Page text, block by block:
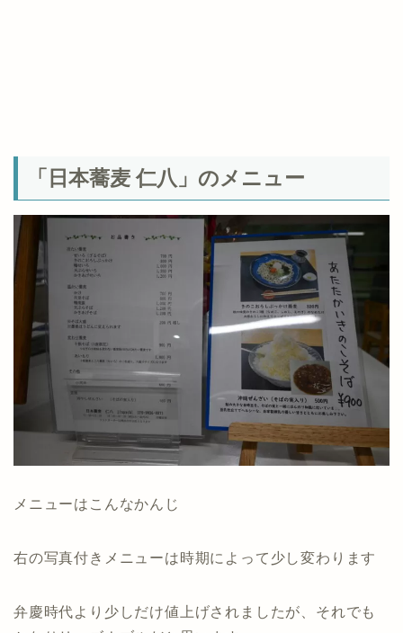
「日本蕎麦 仁八」のメニュー
メニューはこんなかんじ
右の写真付きメニューは時期によって少し変わります
弁慶時代より少しだけ値上げされましたが、それでも